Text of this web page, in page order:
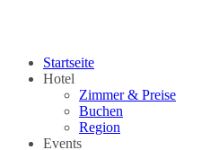
Startseite
Hotel
Zimmer & Preise
Buchen
Region
Events